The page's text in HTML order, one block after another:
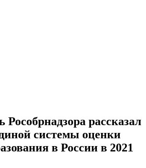
Рособрнадзора рассказал
системы оценки
в России в 2021